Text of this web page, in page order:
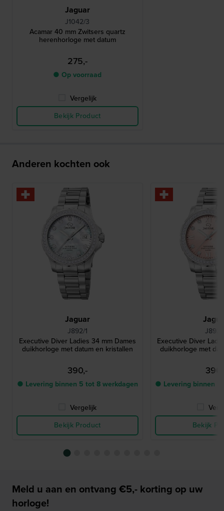
Jaguar
J1042/3
Acamar 40 mm Zwitsers quartz
herenhorloge met datum
275,-
● Op voorraad
Vergelijk
Bekijk Product
Anderen kochten ook
Jaguar
J892/1
Executive Diver Ladies 34 mm Dames
duikhorloge met datum en kristallen
390,-
● Levering binnen 5 tot 8 werkdagen
Vergelijk
Bekijk Product
Executive Diver
duikhorloge met
● Levering binnen
Bekijk
Meld u aan en ontvang €5,- korting op uw
horloge!